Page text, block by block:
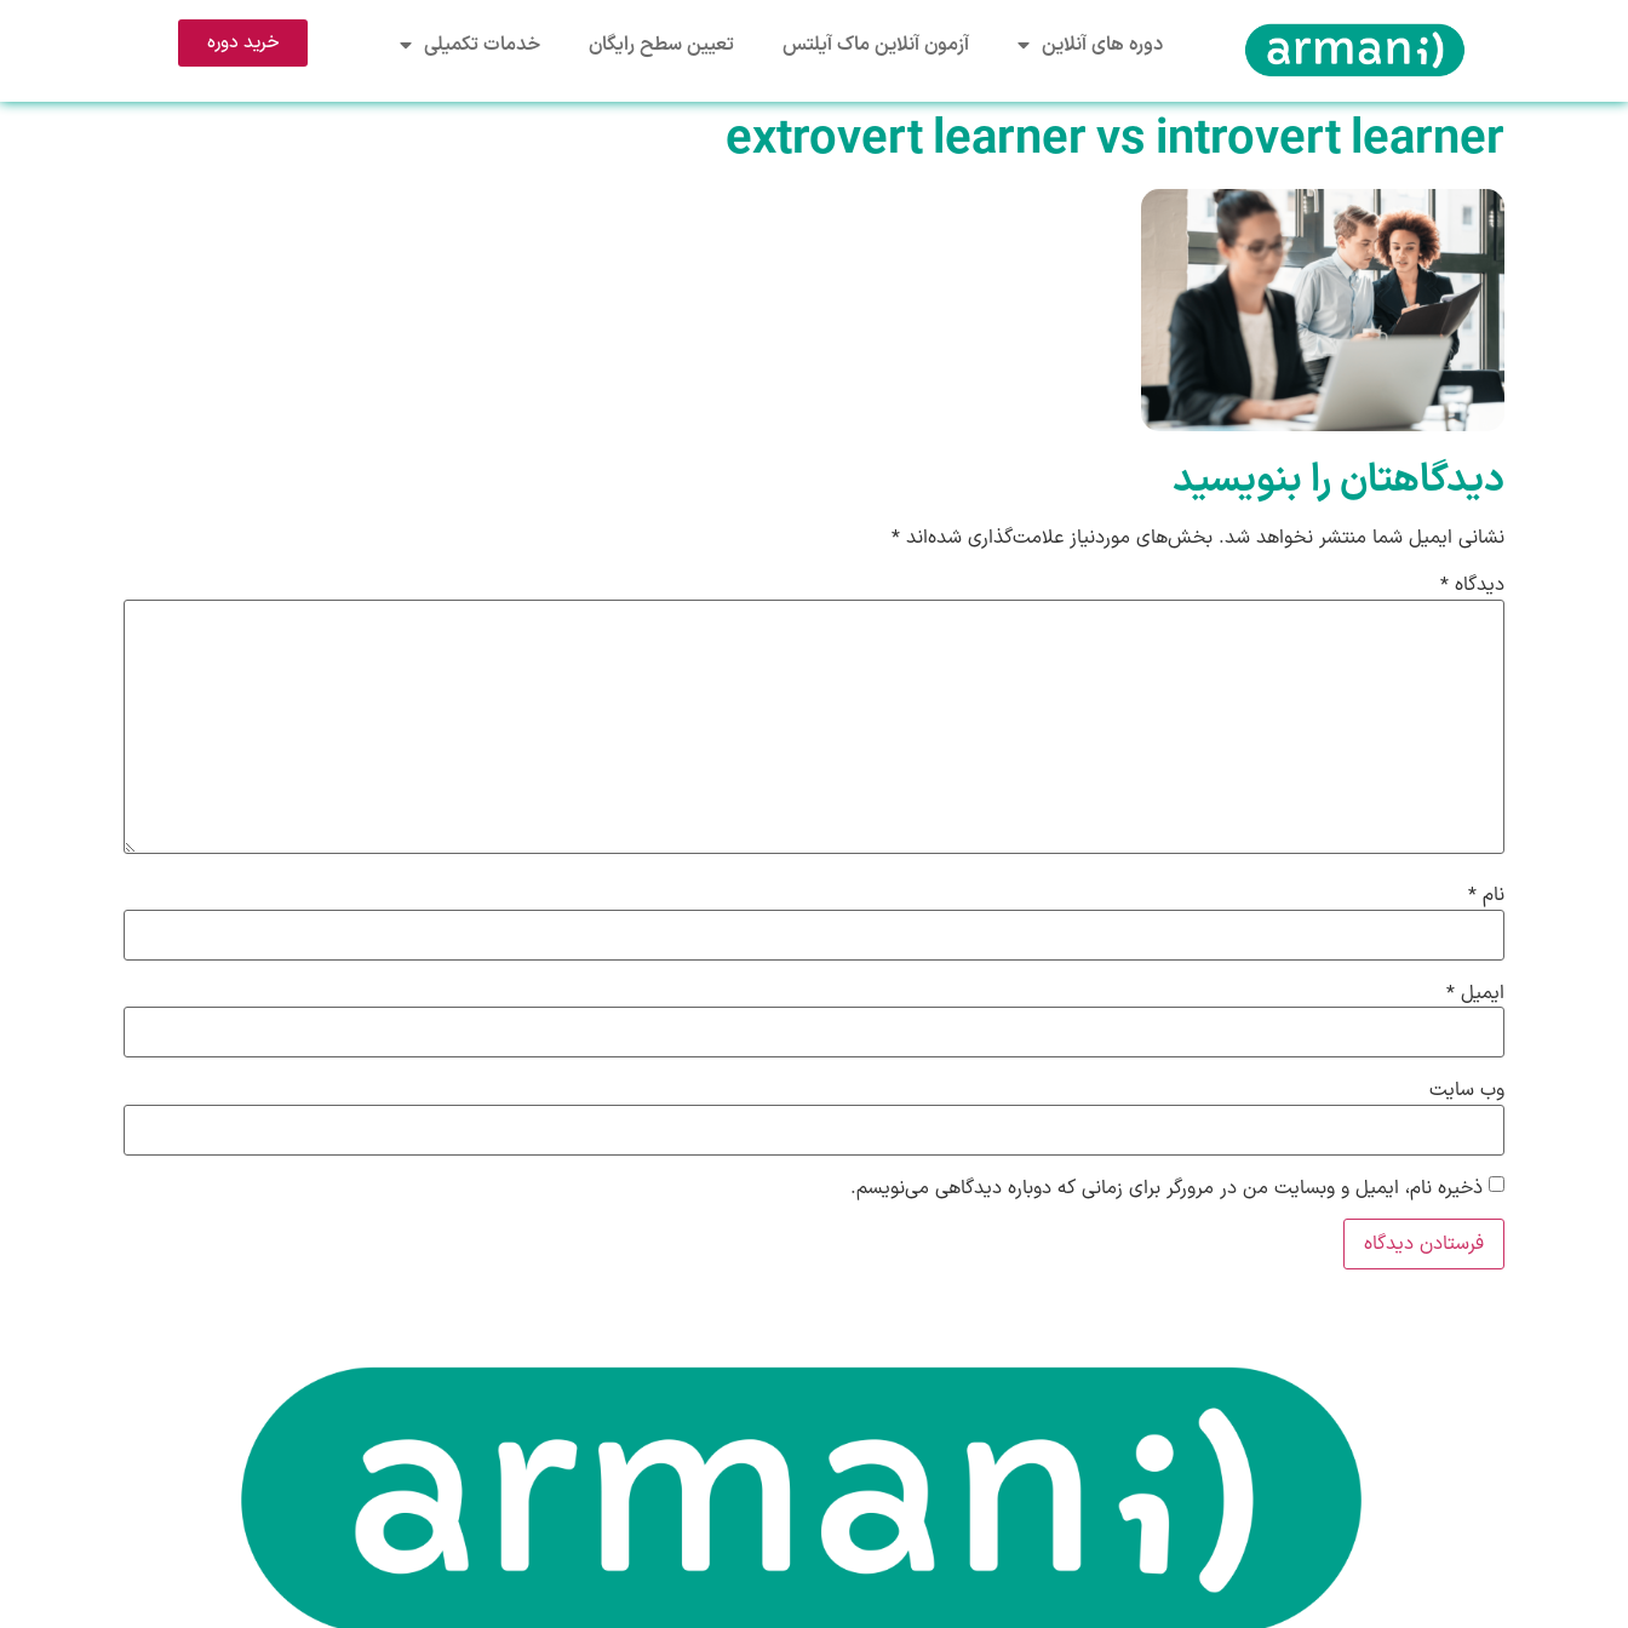
دوره های آنلاین آزمون آنلاین ماک آیلتس تعیین سطح رایگان خدمات تکمیلی خرید دوره
extrovert learner vs introvert learner
دیدگاهتان را بنویسید
نشانی ایمیل شما منتشر نخواهد شد. بخش‌های موردنیاز علامت‌گذاری شده‌اند *
دیدگاه *
نام *
ایمیل *
وب‌ سایت
ذخیره نام، ایمیل و وبسایت من در مرورگر برای زمانی که دوباره دیدگاهی می‌نویسم.